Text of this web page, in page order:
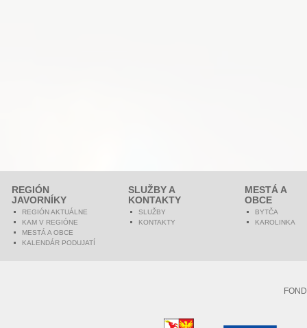
REGIÓN
JAVORNÍKY
REGIÓN AKTUÁLNE
KAM V REGIÓNE
MESTÁ A OBCE
KALENDÁR PODUJATÍ
SLUŽBY A
KONTAKTY
SLUŽBY
KONTAKTY
MESTÁ A
OBCE
BYTČA
KAROLINKA